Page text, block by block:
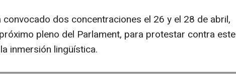
convocado dos concentraciones el 26 y el 28 de abril,
pleno del Parlament, para protestar contra este
inmersión lingüística.